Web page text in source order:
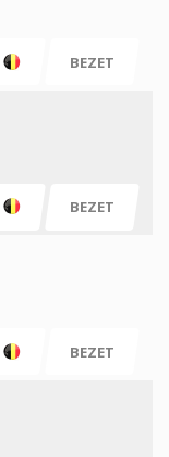
BEZET
BEZET
BEZET